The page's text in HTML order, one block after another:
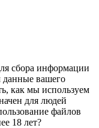
сбора информации
данные вашего
как мы используем
для людей
файлов
18 лет?